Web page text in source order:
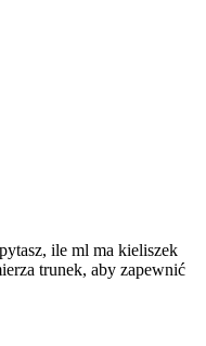
ile ml ma kieliszek
trunek, aby zapewnić